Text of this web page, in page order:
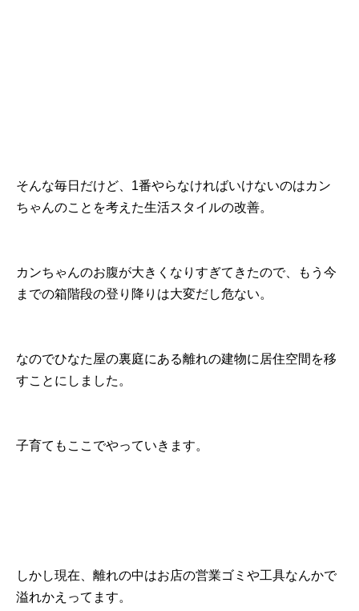
そんな毎日だけど、1番やらなければいけないのはカン
ちゃんのことを考えた生活スタイルの改善。
カンちゃんのお腹が大きくなりすぎてきたので、もう今
までの箱階段の登り降りは大変だし危ない。
なのでひなた屋の裏庭にある離れの建物に居住空間を移
すことにしました。
子育てもここでやっていきます。
しかし現在、離れの中はお店の営業ゴミや工具なんかで
溢れかえってます。